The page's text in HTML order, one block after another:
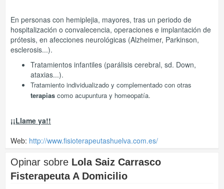
En personas con hemiplejia, mayores, tras un periodo de
hospitalización o convalecencia, operaciones e implantación de
prótesis, en afecciones neurológicas (Alzheimer, Parkinson,
esclerosis...).
Tratamientos infantiles (parálisis cerebral, sd. Down,
ataxias...).
Tratamiento individualizado y complementado con otras
terapias como acupuntura y homeopatía.
¡¡Llame ya!!
Web: http://www.fisioterapeutashuelva.com.es/
Opinar sobre Lola Saiz Carrasco
Fisterapeuta A Domicilio